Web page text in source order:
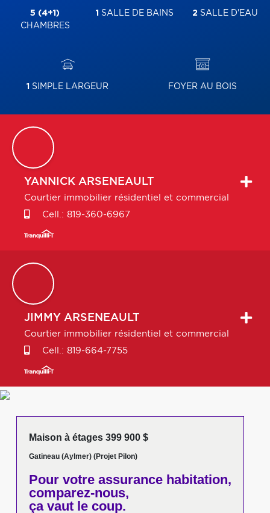
5 (4+1)
CHAMBRES
1 SALLE DE BAINS 2SALLE D'EAU
1 SIMPLE LARGEUR FOYER AU BOIS
YANNICK ARSENEAULT
Courtier immobilier résidentiel et commercial
Cell.: 819-360-6967
JIMMY ARSENEAULT
Courtier immobilier résidentiel et commercial
Cell.: 819-664-7755
Maison à étages 399 900 $
Gatineau (Aylmer) (Projet Pilon)
Pour votreassurance habitation,
comparez-nous,
ça vaut le coup.